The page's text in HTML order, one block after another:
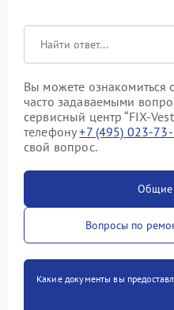
Вы можете
часто задаваемыми
сервисный центр “FIX-
телефону+7 (495) 023-
свой вопрос.
Общие
Вопросы по
Какие документы вы